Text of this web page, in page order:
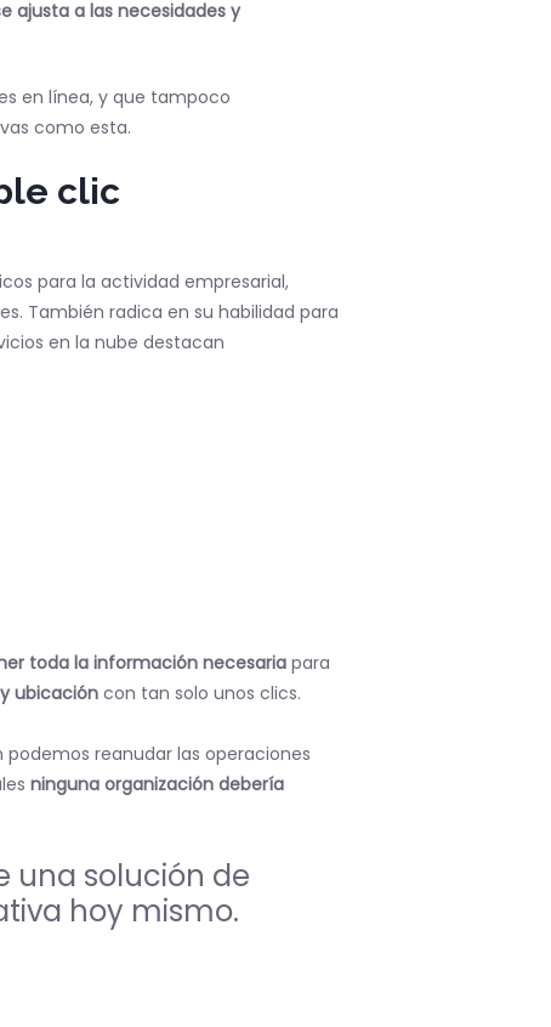
ajusta a las necesidades y
en línea, y que tampoco
como esta.
clic
para la actividad empresarial,
También radica en su habilidad para
en la nube destacan
toda la información necesaria para
ubicación con tan solo unos clics.
reanudar las operaciones
ninguna organización debería
una solución de
hoy mismo.